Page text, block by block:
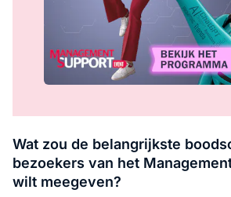
Wat zou de belangrijkste
bezoekers van het
wilt meegeven?